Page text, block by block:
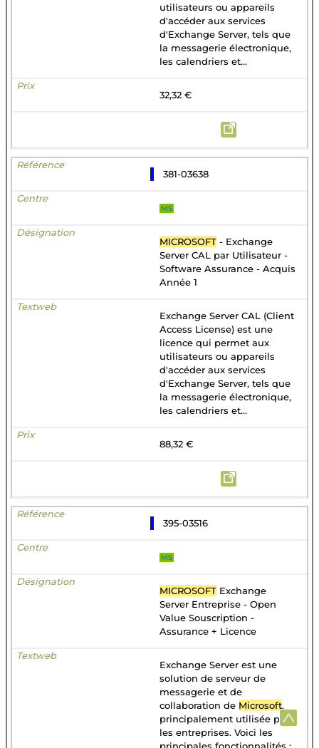
utilisateurs ou appareils
d'accéder aux services
d'Exchange Server, tels que
la messagerie électronique,
les calendriers et...
32,32 €
381-03638
MS
MICROSOFT - Exchange
Server CAL par Utilisateur -
Software Assurance - Acquis
Année 1
Exchange Server CAL (Client
Access License) est une
licence qui permet aux
utilisateurs ou appareils
d'accéder aux services
d'Exchange Server, tels que
la messagerie électronique,
les calendriers et...
88,32 €
395-03516
MS
MICROSOFT Exchange
Server Entreprise - Open
Value Souscription -
Assurance + Licence
Exchange Server est une
solution de serveur de
messagerie et de
collaboration de Microsoft,
principalement utilisée par
les entreprises. Voici les